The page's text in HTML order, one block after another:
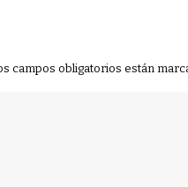
campos obligatorios están